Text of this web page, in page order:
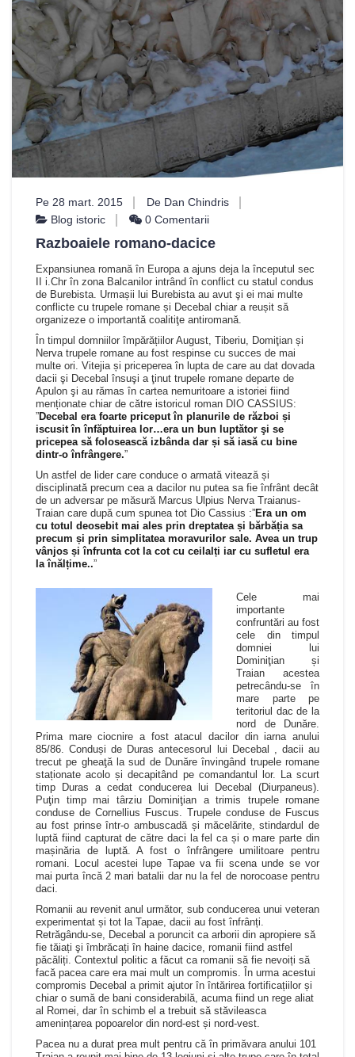
Pe 28 mart. 2015
De Dan Chindris
Blog istoric
0 Comentarii
Razboaiele romano-dacice
Expansiunea romană în Europa a ajuns deja la începutul sec
II i.Chr în zona Balcanilor intrând în conflict cu statul condus
de Burebista. Urmașii lui Burebista au avut şi ei mai multe
conflicte cu trupele romane și Decebal chiar a reușit să
organizeze o importantă coalitiţe antiromană.
În timpul domniilor împărățiilor August, Tiberiu, Domiţian și
Nerva trupele romane au fost respinse cu succes de mai
multe ori. Vitejia și priceperea în lupta de care au dat dovada
dacii şi Decebal însuşi a ţinut trupele romane departe de
Apulon şi au rămas în cartea nemuritoare a istoriei fiind
menționate chiar de către istoricul roman DIO CASSIUS:
”Decebal era foarte priceput în planurile de război și
iscusit în înfăptuirea lor…era un bun luptător şi se
pricepea să folosească izbânda dar și să iasă cu bine
dintr-o înfrângere.”
Un astfel de lider care conduce o armată vitează și
disciplinată precum cea a dacilor nu putea sa fie înfrânt decât
de un adversar pe măsură Marcus Ulpius Nerva Traianus-
Traian care după cum spunea tot Dio Cassius :”Era un om
cu totul deosebit mai ales prin dreptatea și bărbăția sa
precum și prin simplitatea moravurilor sale. Avea un trup
vânjos și înfrunta cot la cot cu ceilalți iar cu sufletul era
la înălțime..”
Cele mai
importante
confruntări au fost
cele din timpul
domniei lui
Dominiţian și
Traian acestea
petrecându-se în
mare parte pe
teritoriul dac de la
nord de Dunăre.
Prima mare ciocnire a fost atacul dacilor din iarna anului
85/86. Conduși de Duras antecesorul lui Decebal , dacii au
trecut pe gheaţă la sud de Dunăre învingând trupele romane
staționate acolo și decapitând pe comandantul lor. La scurt
timp Duras a cedat conducerea lui Decebal (Diurpaneus).
Puţin timp mai târziu Dominiţian a trimis trupele romane
conduse de Cornellius Fuscus. Trupele conduse de Fuscus
au fost prinse într-o ambuscadă și măcelărite, stindardul de
luptă fiind capturat de către daci la fel ca și o mare parte din
mașinăria de luptă. A fost o înfrângere umilitoare pentru
romani. Locul acestei lupe Tapae va fii scena unde se vor
mai purta încă 2 mari batalii dar nu la fel de norocoase pentru
daci.
Romanii au revenit anul următor, sub conducerea unui veteran
experimentat și tot la Tapae, dacii au fost înfrânți.
Retrăgându-se, Decebal a poruncit ca arborii din apropiere să
fie tăiați şi îmbrăcați în haine dacice, romanii fiind astfel
păcăliți. Contextul politic a făcut ca romanii să fie nevoiți să
facă pacea care era mai mult un compromis. În urma acestui
compromis Decebal a primit ajutor în întărirea fortificațiilor și
chiar o sumă de bani considerabilă, acuma fiind un rege aliat
al Romei, dar în schimb el a trebuit să stăvileasca
amenințarea popoarelor din nord-est și nord-vest.
Pacea nu a durat prea mult pentru că în primăvara anului 101